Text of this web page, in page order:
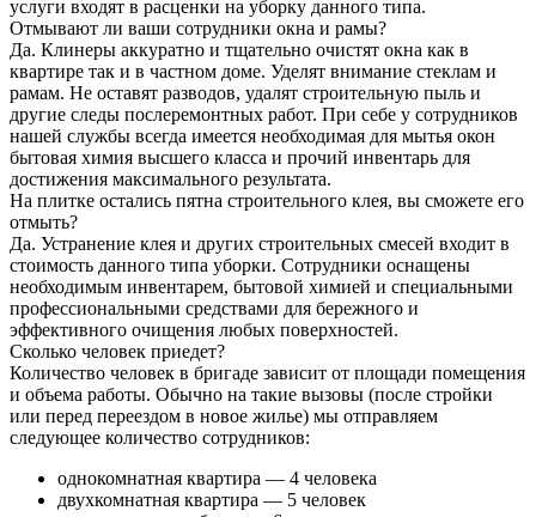
услуги входят в расценки на уборку данного типа.
Отмывают ли ваши сотрудники окна и рамы?
Да. Клинеры аккуратно и тщательно очистят окна как в
квартире так и в частном доме. Уделят внимание стеклам и
рамам. Не оставят разводов, удалят строительную пыль и
другие следы послеремонтных работ. При себе у сотрудников
нашей службы всегда имеется необходимая для мытья окон
бытовая химия высшего класса и прочий инвентарь для
достижения максимального результата.
На плитке остались пятна строительного клея, вы сможете его
отмыть?
Да. Устранение клея и других строительных смесей входит в
стоимость данного типа уборки. Сотрудники оснащены
необходимым инвентарем, бытовой химией и специальными
профессиональными средствами для бережного и
эффективного очищения любых поверхностей.
Сколько человек приедет?
Количество человек в бригаде зависит от площади помещения
и объема работы. Обычно на такие вызовы (после стройки
или перед переездом в новое жилье) мы отправляем
следующее количество сотрудников:
однокомнатная квартира — 4 человека
двухкомнатная квартира — 5 человек